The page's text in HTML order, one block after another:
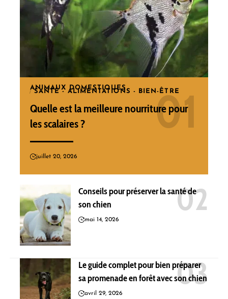
ANIMAUX DOMESTIQUES
SANTÉ - ALIMENTATIONS - BIEN-ÊTRE
Quelle est la meilleure nourriture pour
les scalaires ?
juillet 20, 2026
Conseils pour préserver la santé de
son chien
mai 14, 2026
Le guide complet pour bien préparer
sa promenade en forêt avec son chien
avril 29, 2026